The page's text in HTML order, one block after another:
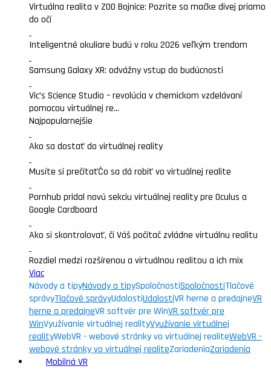
Virtuálna realita v ZOO Bojnice: Pozrite sa mačke divej priamo
do očí
Inteligentné okuliare budú v roku 2026 veľkým trendom
Samsung Galaxy XR: odvážny vstup do budúcnosti
Vic’s Science Studio – revolúcia v chemickom vzdelávaní
pomocou virtuálnej re...
Najpopularnejšie
Ako sa dostať do virtuálnej reality
Musíte si prečítaťČo sa dá robiť vo virtuálnej realite
Pornhub pridal novú sekciu virtuálnej reality pre Oculus a
Google Cardboard
Ako si skontrolovať, či Váš počítač zvládne virtuálnu realitu
Rozdiel medzi rozšírenou a virtuálnou realitou a ich mix
Viac
Návody a tipyNávody a tipySpoločnostiSpoločnostiTlačové
správyTlačové správyUdalostiUdalostiVR herne a predajneVR
herne a predajneVR softvér pre WinVR softvér pre
WinVyužívanie virtuálnej realityVyužívanie virtuálnej
realityWebVR - webové stránky vo virtuálnej realiteWebVR -
webové stránky vo virtuálnej realiteZariadeniaZariadenia
Mobilná VR